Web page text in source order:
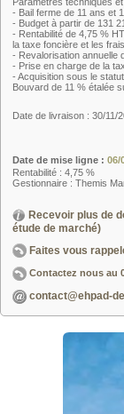
- Bail ferme de 11 ans et
- Budget à partir de 131
- Rentabilité de 4,75 %
la taxe foncière et les
- Revalorisation annuelle
- Prise en charge de la
- Acquisition sous le
Bouvard de 11 % étalée
Date de livraison : 30/11/
Date de mise ligne : 06/
Rentabilité : 4,75 %
Gestionnaire : Themis
Recevoir plus de
étude de marché)
Faites vous
Contactez nous au
contact@ehpad-